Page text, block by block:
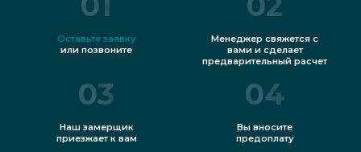
Оставьте заявку
или позвоните
Менеджер свяжется с
вами и сделает
предварительный расчет
03
Наш замерщик
приезжает к вам
04
Вы вносите
предоплату